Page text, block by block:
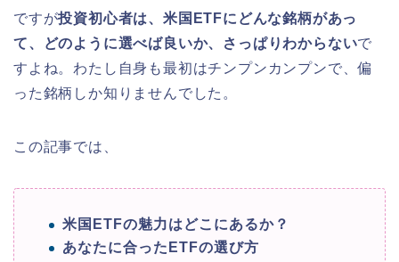
ですが投資初心者は、米国ETFにどんな銘柄があっ
て、どのように選べば良いか、さっぱりわからないで
すよね。わたし自身も最初はチンプンカンプンで、偏
った銘柄しか知りませんでした。
この記事では、
米国ETFの魅力はどこにあるか？
あなたに合ったETFの選び方